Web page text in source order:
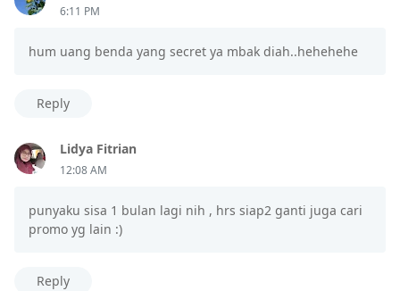
6:11 PM
hum uang benda yang secret ya mbak diah..hehehehe
Reply
Lidya Fitrian
12:08 AM
punyaku sisa 1 bulan lagi nih , hrs siap2 ganti juga cari
promo yg lain :)
Reply